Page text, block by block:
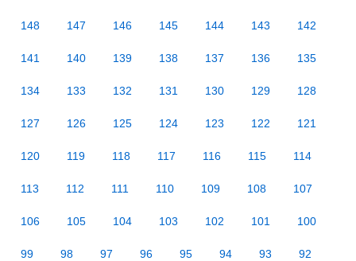
148 147 146 145 144 143 142
141 140 139 138 137 136 135
134 133 132 131 130 129 128
127 126 125 124 123 122 121
120 119 118 117 116 115 114
113 112 111 110 109 108 107
106 105 104 103 102 101 100
99 98 97 96 95 94 93 92